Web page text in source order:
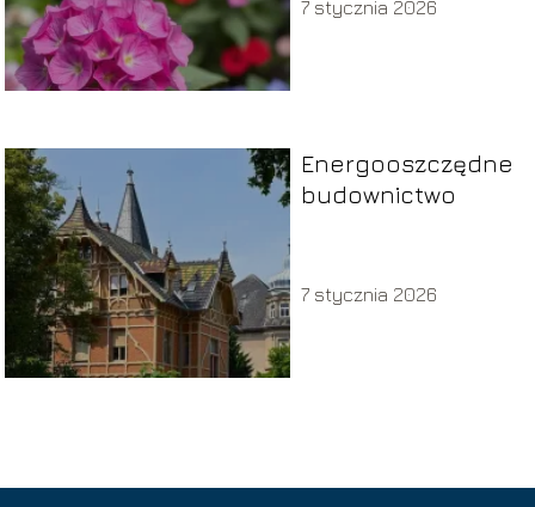
7 stycznia 2026
Energooszczędne
budownictwo
7 stycznia 2026